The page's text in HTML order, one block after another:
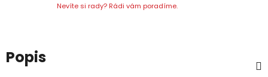
Nevíte si rady? Rádi vám poradíme.
Popis